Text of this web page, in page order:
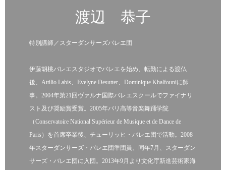
渡辺 恭子
特別講師／スターダンサーズバレエ団
伊藤胡桃バレエスタジオでバレエを始め、転勤による渡仏
後、Attilio Labis、Evelyne Desutter、Dominique Khalfouniに師
事。2004年第21回ヴァルナ国際バレエスクールでファイナリ
スト及び奨励賞受賞。2005年パリ高等音楽舞踊学院
（Conservatoire National Supérieur de Musique et de Dance de
Paris）を首席卒業後、チューリッヒ・バレエ団で活動。2008
年スターダンサーズ・バレエ団準団員、同年7月、スターダン
サーズ・バレエ団に入団。2013年9月より文化庁新進芸術家海